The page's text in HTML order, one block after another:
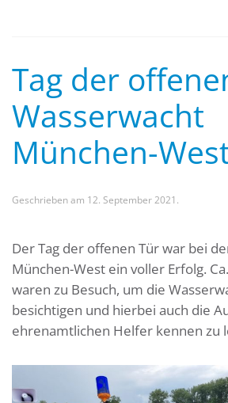
Tag der
Wasserwacht
München-
Geschrieben am 12. September 2021 .
Der Tag der offenen Tür war bei
München-West ein voller Erfolg.
waren zu Besuch, um die
besichtigen und hierbei auch die
ehrenamtlichen Helfer kennen zu